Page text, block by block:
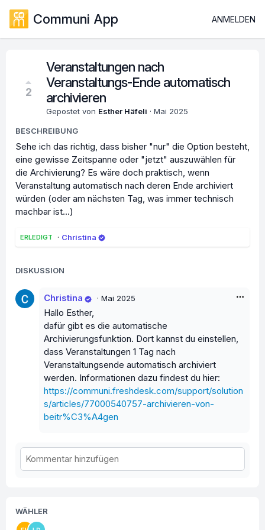
Communi App ANMELDEN
2
Veranstaltungen nach
Veranstaltungs-Ende automatisch
archivieren
Gepostet von Esther Häfeli · Mai 2025
BESCHREIBUNG
Sehe ich das richtig, dass bisher "nur" die Option besteht,
eine gewisse Zeitspanne oder "jetzt" auszuwählen für
die Archivierung? Es wäre doch praktisch, wenn
Veranstaltung automatisch nach deren Ende archiviert
würden (oder am nächsten Tag, was immer technisch
machbar ist...)
ERLEDIGT · Christina
DISKUSSION
Christina · Mai 2025
Hallo Esther,
dafür gibt es die automatische
Archivierungsfunktion. Dort kannst du einstellen,
dass Veranstaltungen 1 Tag nach
Veranstaltungsende automatisch archiviert
werden. Informationen dazu findest du hier:
https://communi.freshdesk.com/support/solution
s/articles/77000540757-archivieren-von-
beitr%C3%A4gen
WÄHLER